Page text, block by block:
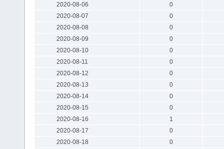
2020-08-06
0
2020-08-07
0
2020-08-08
0
2020-08-09
0
2020-08-10
0
2020-08-11
0
2020-08-12
0
2020-08-13
0
2020-08-14
0
2020-08-15
0
2020-08-16
1
2020-08-17
0
2020-08-18
0